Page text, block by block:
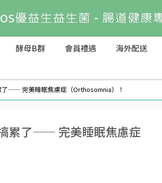
酵母B群 會員禮遇 海外配送
—— 完美睡眠焦慮症（Orthosomnia）！
累了—— 完美睡眠焦慮症